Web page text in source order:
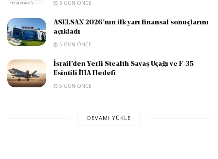
3 GÜN ÖNCE
ASELSAN 2026’nın ilk yarı finansal sonuçlarını
açıkladı
5 GÜN ÖNCE
İsrail’den Yerli Stealth Savaş Uçağı ve F-35
Esintili İHA Hedefi
5 GÜN ÖNCE
DEVAMI YÜKLE